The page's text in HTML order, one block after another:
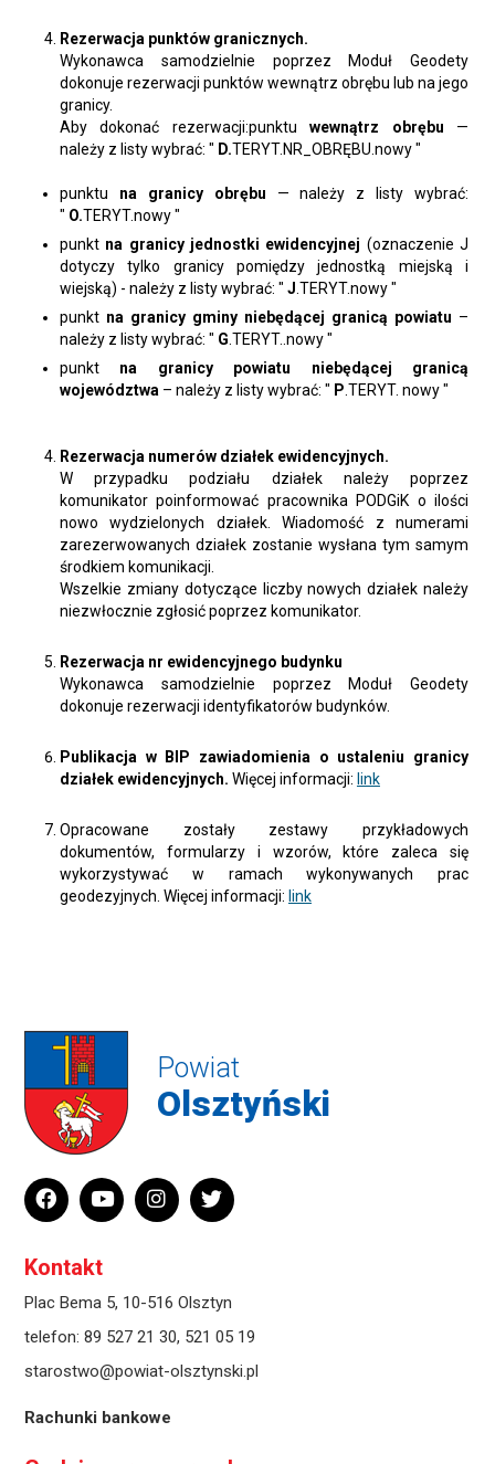
Rezerwacja punktów granicznych.
Wykonawca samodzielnie poprzez Moduł Geodety
dokonuje rezerwacji punktów wewnątrz obrębu lub na jego
granicy.
Aby dokonać rezerwacji:punktuwewnątrz obrębu —
należy z listy wybrać: " D.TERYT.NR_OBRĘBU.nowy "
punktu na granicy obrębu — należy z listy wybrać:
" O.TERYT.nowy "
punkt na granicy jednostki ewidencyjnej (oznaczenie J
dotyczy tylko granicy pomiędzy jednostką miejską i
wiejską) - należy z listy wybrać: " J .TERYT.nowy "
punkt na granicy gminy niebędącej granicą powiatu –
należy z listy wybrać: " G .TERYT..nowy "
punkt na granicy powiatu niebędącej granicą
województwa – należy z listy wybrać: " P .TERYT. nowy "
Rezerwacja numerów działek ewidencyjnych.
W przypadku podziału działek należy poprzez
komunikator poinformować pracownika PODGiK o ilości
nowo wydzielonych działek. Wiadomość z numerami
zarezerwowanych działek zostanie wysłana tym samym
środkiem komunikacji.
Wszelkie zmiany dotyczące liczby nowych działek należy
niezwłocznie zgłosić poprzez komunikator.
Rezerwacja nr ewidencyjnego budynku
Wykonawca samodzielnie poprzez Moduł Geodety
dokonuje rezerwacji identyfikatorów budynków.
Publikacja w BIP zawiadomienia o ustaleniu granicy
działek ewidencyjnych. Więcej informacji: link
Opracowane zostały zestawy przykładowych
dokumentów, formularzy i wzorów, które zaleca się
wykorzystywać w ramach wykonywanych prac
geodezyjnych. Więcej informacji: link
Powiat
Olsztyński
Kontakt
Plac Bema 5, 10-516 Olsztyn
telefon: 89 527 21 30, 521 05 19
starostwo@powiat-olsztynski.pl
Rachunki bankowe